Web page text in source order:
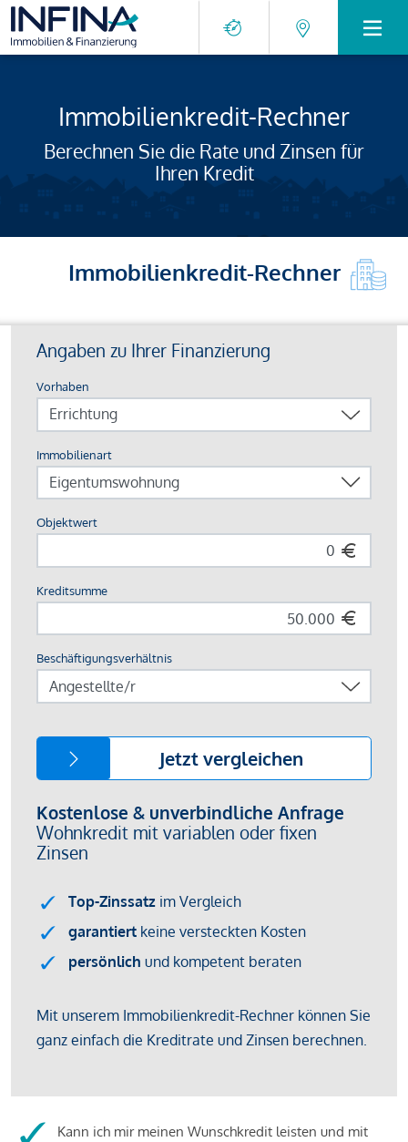
Immobilienkredit-Rechner
Berechnen Sie die Rate und Zinsen für
Ihren Kredit
Immobilienkredit-Rechner
Kann ich mir meinen Wunschkredit leisten und mit